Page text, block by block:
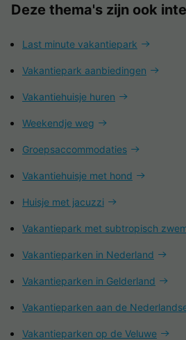
Deze thema's zijn ook
Last minute vakantiepark
Vakantiepark aanbiedingen
Vakantiehuisje huren
Weekendje weg
Groepsaccommodaties
Vakantiehuisje met hond
Huisje met jacuzzi
Vakantiepark met subtropisch
Vakantieparken in Nederland
Vakantieparken in Gelderland
Vakantieparken aan de
Vakantieparken op de Veluwe